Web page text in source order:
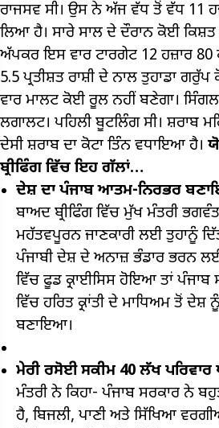
ਰਾਜਸਵ ਸੀ। ਉਸ ਨੇ ਅੱਜ ਵੱਧ ਤੋਂ ਵੱਧ 11
ਲਿਆ ਹੈ। ਸਾਰੇ ਸਾਲ ਦੇ ਦੌਰਾਨ ਕੋਈ
ਅੱਪਕਰ ਇਸ ਵਾਰ ਟਾਰਗੇਟ 12 ਹਜ਼ਾਰ 80
5.5 ਪ੍ਰਤੀਸ਼ਤ ਰਾਸ਼ੀ ਦੇ ਨਾਲ ਤੁਹਾਡਾ ਗਰੁੱਪ
ਵਾਰ ਮਾਲਟ ਕੋਈ ਰੂਲ ਨਹੀਂ ਬਣੇਗਾ।
ਲਗਾਲਟ। ਪਹਿਲੀ ਬੂਟਲਿੰਗ ਸੀ। ਸ਼ਰਾਬ
ਦੇਸੀ ਸ਼ਰਾਬ ਦਾ ਕੋਟਾ ਤਿੰਨ ਵਧਾਇਆ ਹੈ।
ਬ੍ਰੀਫਿੰਗ ਵਿੱਚ ਇਹ ਗੱਲਾਂ…
ਦੇਸ਼ ਦਾ ਪੰਜਾਬ ਆਤਮ-ਨਿਰਭਰ
ਬਾਅਦ ਬ੍ਰੀਫਿੰਗ ਵਿੱਚ ਮੁੱਖ ਮੰਤਰੀ
ਮਹੱਤਵਪੂਰਨ ਜਾਣਕਾਰੀ ਲਈ ਤੁਹਾਨੂੰ
ਪੰਜਾਬੀ ਦੇਸ਼ ਦੇ ਅਨਾਜ਼ ਭੰਡਾਰ ਭਰਨ
ਵਿੱਚ ਫੂਡ ਕ੍ਰਾਈਸਿਸ ਹੋਇਆ ਤਾਂ ਪੰਜਾਬ
ਵਿੱਚ ਹਰਿਤ ਕ੍ਰਾਂਤੀ ਦੇ ਮਾਧਿਅਮ ਤੋਂ
ਬਣਾਇਆ।
ਮੇਰੀ ਰਸੋਈ ਸਕੀਮ 40 ਲੱਖ ਪਰਿਵਾਰ
ਮੰਤਰੀ ਨੇ ਕਿਹਾ- ਪੰਜਾਬ ਸਰਕਾਰ ਨੇ
ਹੈ, ਬਿਜਲੀ, ਪਾਣੀ ਅਤੇ ਸਿੱਖਿਆ